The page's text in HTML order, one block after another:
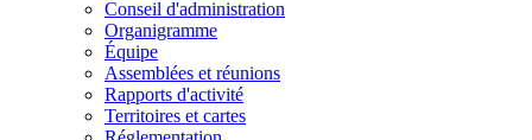
Conseil d'administration
Organigramme
Équipe
Assemblées et réunions
Rapports d'activité
Territoires et cartes